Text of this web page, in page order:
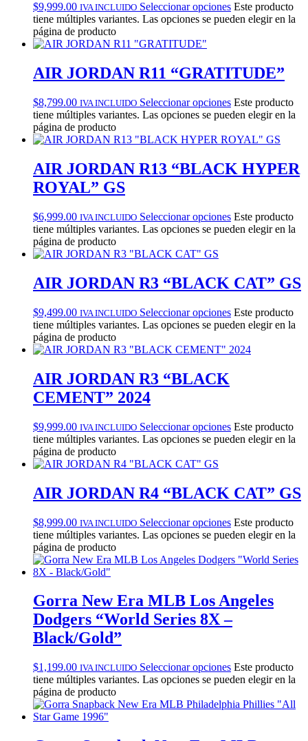
$9,999.00 IVA INCLUIDO Seleccionar opciones Este producto
tiene múltiples variantes. Las opciones se pueden elegir en la
página de producto
AIR JORDAN R11 “GRATITUDE”
$8,799.00 IVA INCLUIDO Seleccionar opciones Este producto
tiene múltiples variantes. Las opciones se pueden elegir en la
página de producto
AIR JORDAN R13 “BLACK HYPER
ROYAL” GS
$6,999.00 IVA INCLUIDO Seleccionar opciones Este producto
tiene múltiples variantes. Las opciones se pueden elegir en la
página de producto
AIR JORDAN R3 “BLACK CAT” GS
$9,499.00 IVA INCLUIDO Seleccionar opciones Este producto
tiene múltiples variantes. Las opciones se pueden elegir en la
página de producto
AIR JORDAN R3 “BLACK
CEMENT” 2024
$9,999.00 IVA INCLUIDO Seleccionar opciones Este producto
tiene múltiples variantes. Las opciones se pueden elegir en la
página de producto
AIR JORDAN R4 “BLACK CAT” GS
$8,999.00 IVA INCLUIDO Seleccionar opciones Este producto
tiene múltiples variantes. Las opciones se pueden elegir en la
página de producto
Gorra New Era MLB Los Angeles
Dodgers “World Series 8X –
Black/Gold”
$1,199.00 IVA INCLUIDO Seleccionar opciones Este producto
tiene múltiples variantes. Las opciones se pueden elegir en la
página de producto